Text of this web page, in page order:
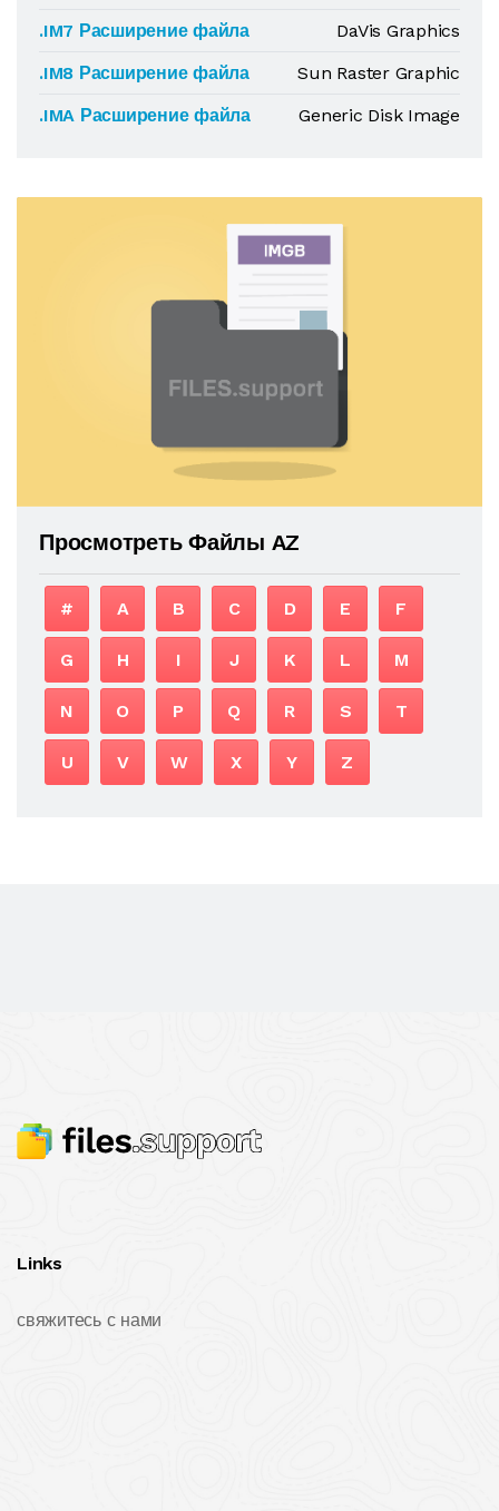
.IM7 Расширение файла
DaVis Graphics
.IM8 Расширение файла
Sun Raster Graphic
.IMA Расширение файла
Generic Disk Image
Просмотреть Файлы AZ
# A B C D E F
G H I J K L M
N O P Q R S T
U V W X Y Z
Links
свяжитесь с нами